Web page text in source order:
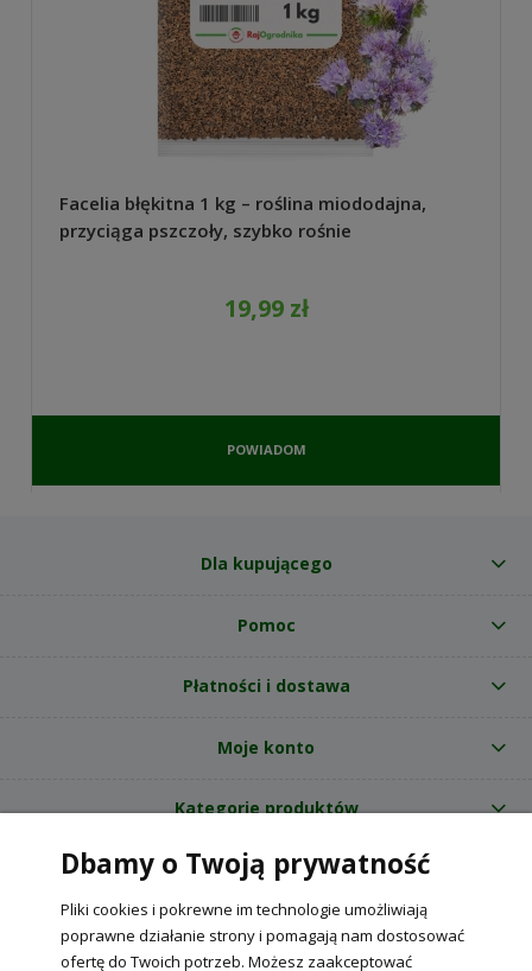
Facelia błękitna 1 kg – roślina miododajna,
przyciąga pszczoły, szybko rośnie
19,99 zł
POWIADOM
DOSTĘPNOŚCI
Dla kupującego
Pomoc
Płatności i dostawa
Moje konto
Kategorie produktów
O nas
Internetowy sklep ogrodniczy z nasionami RajOgrodnika.pl
NIP: 6090037061, REGON: 260240470 | Czarnca, ul. Tęczowa 31, 29-100
Dbamy o Twoją prywatność
Pliki cookies i pokrewne im technologie umożliwiają
poprawne działanie strony i pomagają nam dostosować
ofertę do Twoich potrzeb. Możesz zaakceptować